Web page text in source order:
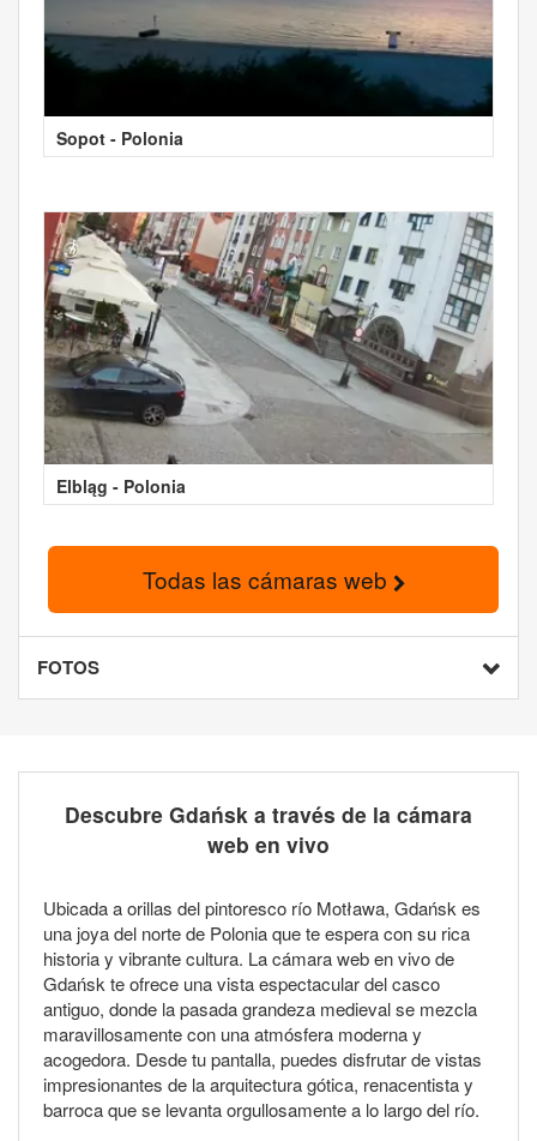
Sopot - Polonia
Elbląg - Polonia
Todas las cámaras web
FOTOS
Descubre Gdańsk a través de la cámara
web en vivo
Ubicada a orillas del pintoresco río Motława, Gdańsk es
una joya del norte de Polonia que te espera con su rica
historia y vibrante cultura. La cámara web en vivo de
Gdańsk te ofrece una vista espectacular del casco
antiguo, donde la pasada grandeza medieval se mezcla
maravillosamente con una atmósfera moderna y
acogedora. Desde tu pantalla, puedes disfrutar de vistas
impresionantes de la arquitectura gótica, renacentista y
barroca que se levanta orgullosamente a lo largo del río.